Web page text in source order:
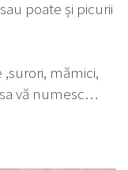
poate și picurii
,surori, mămici,
vă numesc…